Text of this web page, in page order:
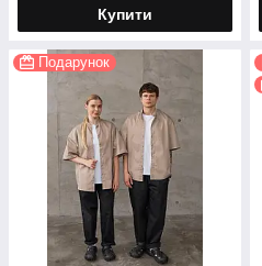
Купити
Подарунок